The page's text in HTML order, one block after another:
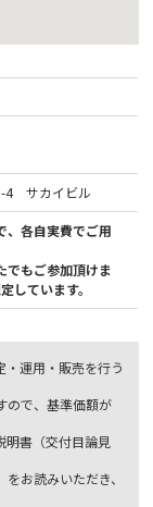
4 サカイビル
、各自実費でご用
でもご参加頂けま
しています。
運用・販売を行う
ので、基準価額が
書（交付目論見
お読みいただき、